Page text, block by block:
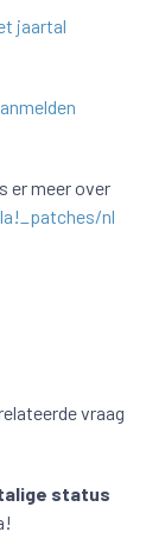
jaartal
er meer over
nl
vraag
status